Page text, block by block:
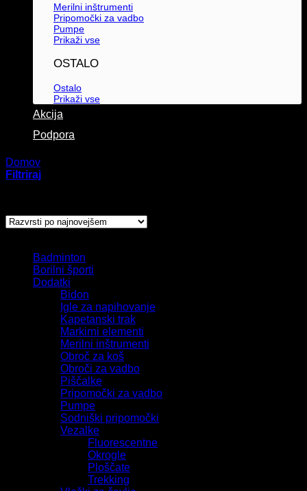
Merilni inštrumenti
Pripomočki za vadbo
Pumpe
Prikaži vse
OSTALO
Ostalo
Prikaži vse
Akcija
Podpora
Domov
Filtriraj
Badminton
Borilni športi
Dodatki
Bidon
Igle za napihovanje
Kapetanski trak
Markirni elementi
Merilni inštrumenti
Obroč za koš
Obroči za vadbo
Piščalke
Pripomočki za vadbo
Pumpe
Sodniški pripomočki
Vezalke
Fluorescentne
Okrogle
Ploščate
Trekking